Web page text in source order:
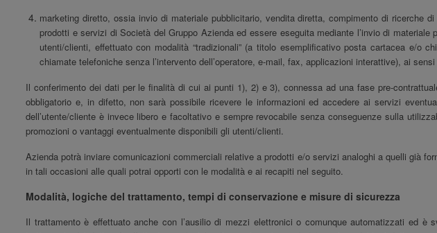
marketing diretto, ossia invio di materiale pubblicitario, vendita diretta, compimento di ricerche
prodotti e servizi di Società del Gruppo Aziendaed essere eseguita mediante l’invio di materiale
utenti/clienti, effettuato con modalità “tradizionali” (a titolo esemplificativo posta cartacea e/o
chiamate telefoniche senza l’intervento dell’operatore, e-mail, fax, applicazioni interattive), ai
Il conferimento dei dati per le finalità di cui ai punti 1), 2) e 3), connessa ad una fase pre-
obbligatorio e, in difetto, non sarà possibile ricevere le informazioni ed accedere ai servizi
dell’utente/cliente è invece libero e facoltativo e sempre revocabile senza conseguenze sulla
promozioni o vantaggi eventualmente disponibili gli utenti/clienti.
Azienda potrà inviare comunicazioni commerciali relative a prodotti e/o servizi analoghi a quelli già
in tali occasioni alle quali potrai opporti con le modalità e ai recapiti nel seguito.
Modalità, logiche del trattamento, tempi di conservazione e misure di sicurezza
Il trattamento è effettuato anche con l’ausilio di mezzi elettronici o comunque automatizzati ed è